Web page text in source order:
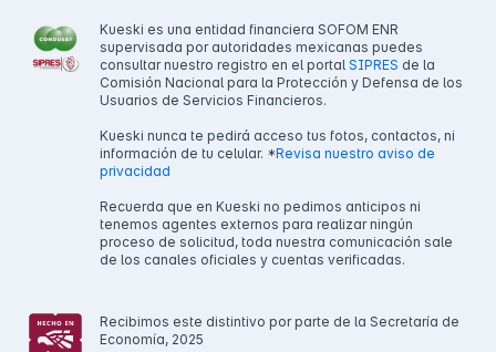
Kueski es una entidad financiera SOFOM ENR
supervisada por autoridades mexicanas puedes
consultar nuestro registro en el portal SIPRES de la
Comisión Nacional para la Protección y Defensa de los
Usuarios de Servicios Financieros.
Kueski nunca te pedirá acceso tus fotos, contactos, ni
información de tu celular. *Revisa nuestro aviso de
privacidad
Recuerda que en Kueski no pedimos anticipos ni
tenemos agentes externos para realizar ningún
proceso de solicitud, toda nuestra comunicación sale
de los canales oficiales y cuentas verificadas.
Recibimos este distintivo por parte de la Secretaría de
Economía, 2025